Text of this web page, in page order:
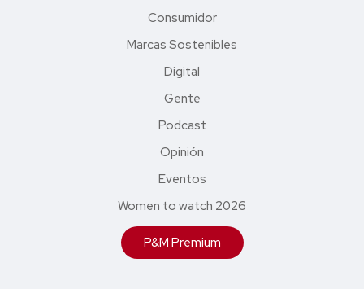
Consumidor
Marcas Sostenibles
Digital
Gente
Podcast
Opinión
Eventos
Women to watch 2026
P&M Premium